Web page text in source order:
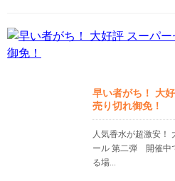
早い者がち！ 大
売り切れ御免！
人気香水が超激安！
ール 第二弾 開催中
る場...